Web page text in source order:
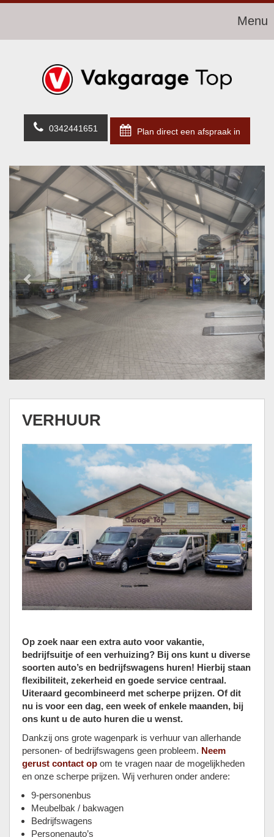
Menu
0342441651 Plan direct een afspraak in
Previous Next
VERHUUR
Op zoek naar een extra auto voor vakantie,
bedrijfsuitje of een verhuizing? Bij ons kunt u diverse
soorten auto’s en bedrijfswagens huren! Hierbij staan
flexibiliteit, zekerheid en goede service centraal.
Uiteraard gecombineerd met scherpe prijzen. Of dit
nu is voor een dag, een week of enkele maanden, bij
ons kunt u de auto huren die u wenst.
Dankzij ons grote wagenpark is verhuur van allerhande
personen- of bedrijfswagens geen probleem. Neem
gerust contact op om te vragen naar de mogelijkheden
en onze scherpe prijzen. Wij verhuren onder andere:
9-personenbus
Meubelbak / bakwagen
Bedrijfswagens
Personenauto’s